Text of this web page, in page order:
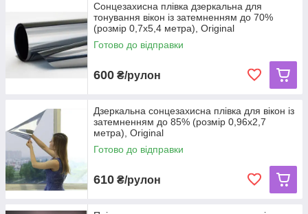
Сонцезахисна плівка дзеркальна для
тонування вікон із затемненням до 70%
(розмір 0,7х5,4 метра), Original
Готово до відправки
600 ₴/рулон
Дзеркальна сонцезахисна плівка для вікон із
затемненням до 85% (розмір 0,96х2,7
метра), Original
Готово до відправки
610 ₴/рулон